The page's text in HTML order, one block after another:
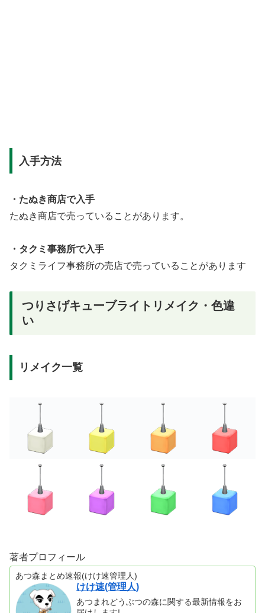
入手方法
・たぬき商店で入手
たぬき商店で売っていることがあります。
・タクミ事務所で入手
タクミライフ事務所の売店で売っていることがあります
つりさげキューブライトリメイク・色違
い
リメイク一覧
著者プロフィール
あつ森まとめ速報(けけ速管理人)
けけ速(管理人)
あつまれどうぶつの森に関する最新情報をお